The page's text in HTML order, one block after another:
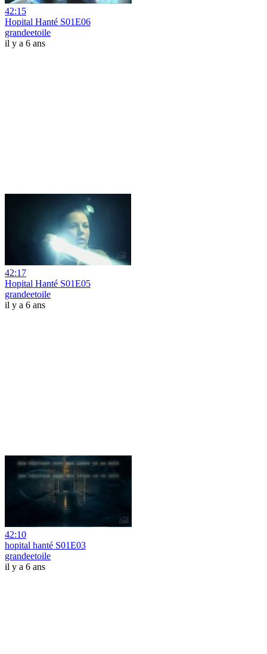
42:15
Hopital Hanté S01E06
grandeetoile
il y a 6 ans
42:17
Hopital Hanté S01E05
grandeetoile
il y a 6 ans
42:10
hopital hanté S01E03
grandeetoile
il y a 6 ans